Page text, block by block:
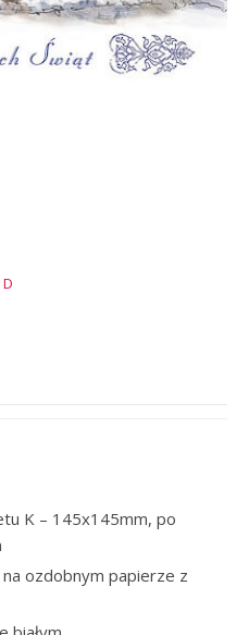
K – 145x145mm, po
ozdobnym papierze z